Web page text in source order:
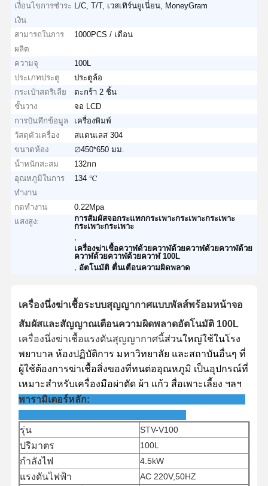
เงื่อนไขการชำระ
เงิน
L/C, T/T, เวสเทิร์นยูเนี่ยน, MoneyGram
สามารถในการ
ผลิต
1000PCS / เดือน
ความจุ
100L
ประเภทประตู
ประตูล้อ
กระเป๋าสตริเลีย
ตะกร้า 2 ชิ้น
ชั้นวาง
จอ LCD
การบันทึกข้อมูล
เครื่องพิมพ์
วัสดุตัวเครื่อง
สแตนเลส 304
ขนาดห้อง
∅450*650 มม.
น้ําหนักสะสม
132กก
อุณหภูมิในการ
ทำงาน
134 ℃
กดทำงาน
0.22Mpa
แสงสูง:
การสัมผัสจอกระแทกกระเพาะกระเพาะกระเพาะ
กระเพาะกระเพาะ
เครื่องฆ่าเชื้อควาฬด้วยควาฬด้วยควาฬด้วยควาฬด้วย
ควาฬด้วยควาฬด้วยควาฬ 100L
อัตโนมัติ ตื่นเตือนความผิดพลาด
เครื่องนึ่งฆ่าเชื้อระบบสุญญากาศแบบพัลส์พร้อมหน้าจอ
สัมผัสและสัญญาณเตือนความผิดพลาดอัตโนมัติ 100L
เครื่องนึ่งฆ่าเชื้อแรงดันสุญญากาศนี้ส่วนใหญ่ใช้ในโรง
พยาบาล ห้องปฏิบัติการ มหาวิทยาลัย และสถาบันอื่นๆ ที่
ผู้ใช้ต้องการฆ่าเชื้อสิ่งของที่ทนต่ออุณหภูมิ เป็นอุปกรณ์ที่
เหมาะสำหรับเครื่องมือผ่าตัด ผ้า แก้ว สื่อเพาะเลี้ยง ฯลฯ
พารามิเตอร์หลัก:
รุ่น STV-V100
ปริมาตร 100L
กำลังไฟ 4.5kW
แรงดันไฟฟ้า AC 220V,50HZ